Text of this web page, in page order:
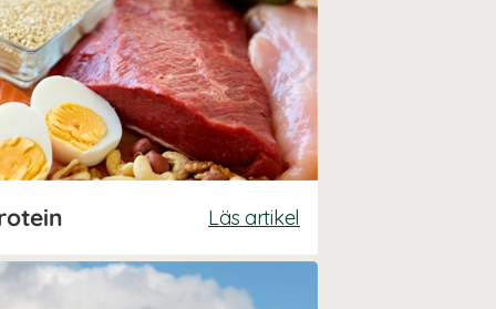
Läs artikel